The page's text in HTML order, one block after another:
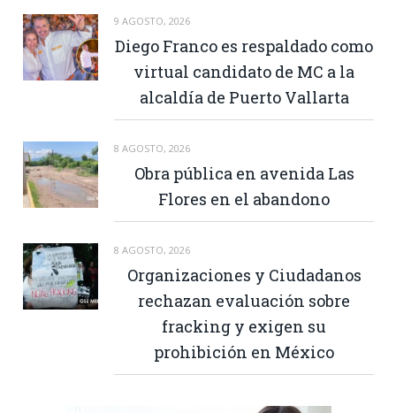
9 AGOSTO, 2026
Diego Franco es respaldado como
virtual candidato de MC a la
alcaldía de Puerto Vallarta
8 AGOSTO, 2026
Obra pública en avenida Las
Flores en el abandono
8 AGOSTO, 2026
Organizaciones y Ciudadanos
rechazan evaluación sobre
fracking y exigen su
prohibición en México